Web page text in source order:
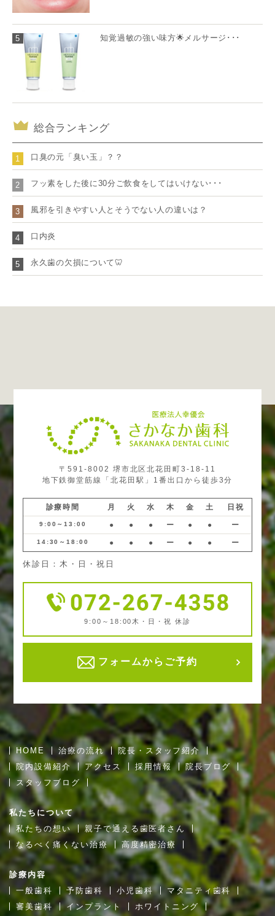
5 知覚過敏の強い味方🌟メルサージ･･･
総合ランキング
1 口臭の元「臭い玉」？？
2 フッ素をした後に30分ご飲食をしてはいけない･･･
3 風邪を引きやすい人とそうでない人の違いは？
4 口内炎
5 永久歯の欠損について🦷
〒591-8002 堺市北区北花田町3-18-11
地下鉄御堂筋線「北花田駅」1番出口から徒歩3分
診療時間 月 火 水 木 金 土 日祝
9:00～13:00 ● ● ● ー ● ● ー
14:30～18:00 ● ● ● ー ● ● ー
休診日：木・日・祝日
9:00～18:00 木・日・祝 休診
フォームからご予約
HOME 治療の流れ
院長・スタッフ紹介
院内設備紹介
アクセス 採用情報
院長ブログ
スタッフブログ
私たちについて
私たちの想い
親子で通える歯医者さん
なるべく痛くない治療
高度精密治療
診療内容
一般歯科
予防歯科 小児歯科
マタニティ歯科
審美歯科
インプラント ホワイトニング